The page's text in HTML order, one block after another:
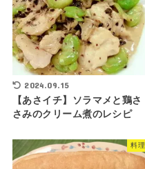
2024.09.15
【あさイチ】ソラマメと鶏さ
さみのクリーム煮のレシピ
料理